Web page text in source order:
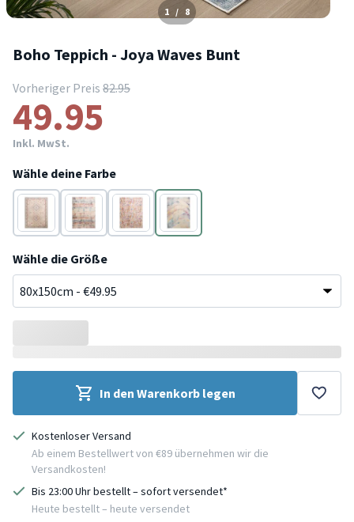
1 / 8
Boho Teppich - Joya Waves Bunt
Vorheriger Preis 82.95
49.95
Inkl. MwSt.
Wähle deine Farbe
Bunt Bunt Bunt
Bunt
Wähle die Größe
In den Warenkorb legen
Kostenloser Versand
Ab einem Bestellwert von €89 übernehmen wir die
Versandkosten!
Bis 23:00 Uhr bestellt – sofort versendet*
Heute bestellt – heute versendet